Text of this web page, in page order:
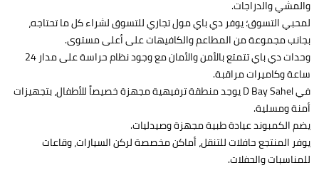
والمشي والدراجات.
لمحبي التسوق؛ يوفر دي باي مول تجاري للتسوق لشراء كل ما تحتاجه،
بجانب مجموعة من المطاعم والكافيهات على أعلى مستوى.
وحدات دي باي تتمتع بالأمن والأمان مع وجود نظام حراسة على مدار 24
ساعة وكاميرات مراقبة.
في D Bay Sahel يوجد منطقة ترفيهية مجهزة خصيصاً للأطفال، بتجهيزات
أمنة ومسلية.
يضم الكمبوند عيادة طبية مجهزة وصيدليات.
يوفر المنتجع حافلات للتنقل، أماكن مخصصة لركن السيارات، وقاعات
للمناسبات والحفلات.